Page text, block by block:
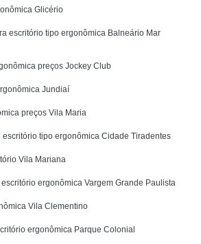
Glicério
escritório tipo ergonômica Balneário Mar
preços Jockey Club
Jundiaí
preços Vila Maria
tipo ergonômica Cidade Tiradentes
Vila Mariana
ergonômica Vargem Grande Paulista
Vila Clementino
ergonômica Parque Colonial